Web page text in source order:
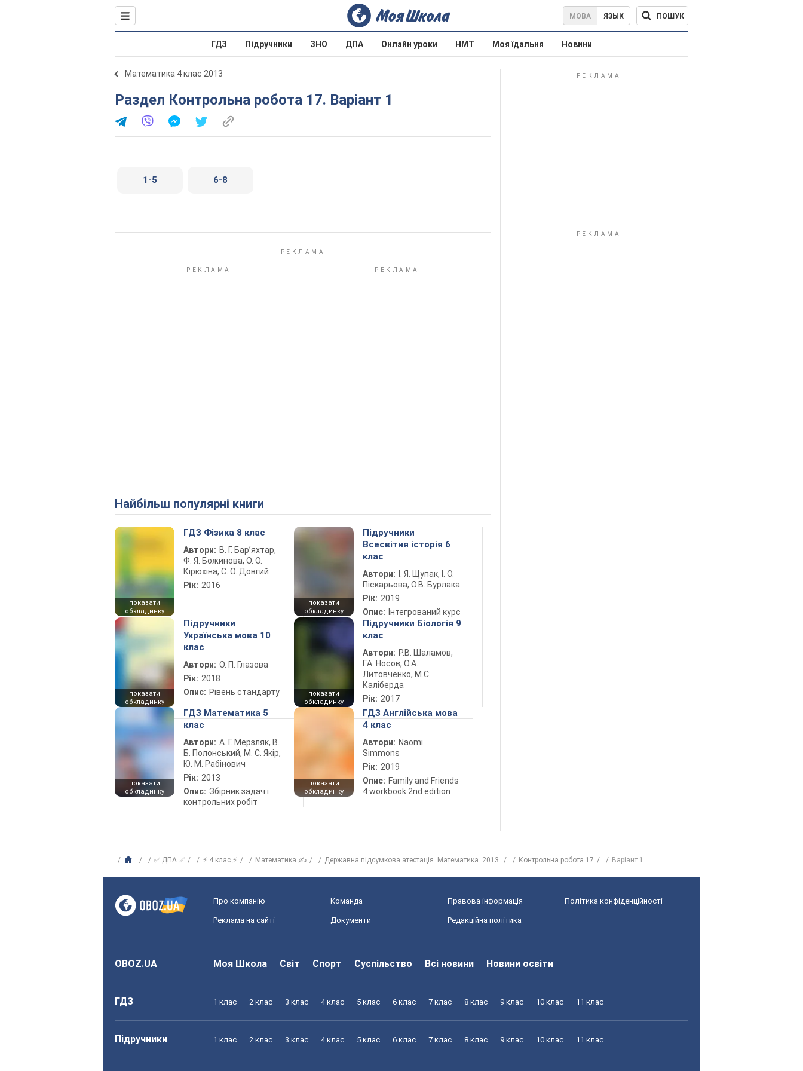
МОВА ЯЗЫК ПОШУК
ГДЗ Підручники ЗНО ДПА Онлайн уроки НМТ Моя їдальня Новини
Математика 4 клас 2013
Раздел Контрольна робота 17. Варіант 1
1-5 6-8
Найбільш популярні книги
показати
обкладинку
ГДЗ Фізика 8 клас
Автори: В. Г. Бар’яхтар,
Ф. Я. Божинова, О. О.
Кірюхіна, С. О. Довгий
Рік: 2016
показати
обкладинку
Підручники
Всесвітня історія 6
клас
Автори:
І. Я. Щупак, І. О.
Піскарьова, О.В. Бурлака
Рік: 2019
Опис: Інтегрований курс
показати
обкладинку
Підручники
Українська мова 10
клас
Автори: О. П. Глазова
Рік: 2018
Опис: Рівень стандарту
показати
обкладинку
Підручники Біологія 9
клас
Автори: Р.В. Шаламов,
Г.А. Носов, О.А.
Литовченко, М.С.
Каліберда
Рік: 2017
показати
обкладинку
ГДЗ Математика 5
клас
Автори: А. Г. Мерзляк, В.
Б. Полонський, М. С. Якір,
Ю. М. Рабінович
Рік: 2013
Опис: Збірник задач і
контрольних робіт
показати
обкладинку
ГДЗ Англійська мова
4 клас
Автори: Naomi
Simmons
Рік: 2019
Опис: Family and Friends
4 workbook 2nd edition
✅ ДПА ✅ ⚡ 4 клас ⚡ Математика ✍ Державна підсумкова атестація. Математика. 2013. Контрольна робота 17 Варіант 1
Про компанію Команда Правова інформація Політика конфіденційності
Реклама на сайті Документи Редакційна політика
OBOZ.UA Моя Школа Світ Спорт Суспільство Всі новини Новини освіти
ГДЗ 1 клас 2 клас 3 клас 4 клас 5 клас 6 клас 7 клас 8 клас 9 клас 10 клас 11 клас
Підручники 1 клас 2 клас 3 клас 4 клас 5 клас 6 клас 7 клас 8 клас 9 клас 10 клас 11 клас